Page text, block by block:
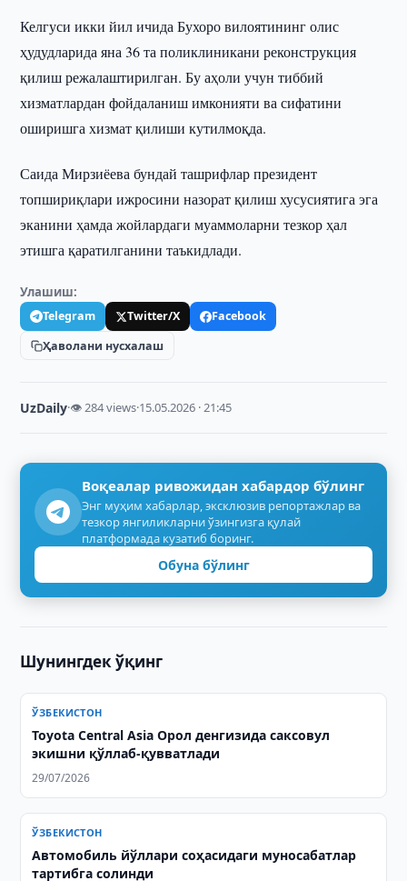
Келгуси икки йил ичида Бухоро вилоятининг олис
ҳудудларида яна 36 та поликлиникани реконструкция
қилиш режалаштирилган. Бу аҳоли учун тиббий
хизматлардан фойдаланиш имконияти ва сифатини
оширишга хизмат қилиши кутилмоқда.
Саида Мирзиёева бундай ташрифлар президент
топшириқлари ижросини назорат қилиш хусусиятига эга
эканини ҳамда жойлардаги муаммоларни тезкор ҳал
этишга қаратилганини таъкидлади.
Улашиш:
Telegram Twitter/X
Facebook
Ҳаволани нусхалаш
UzDaily·👁 284 views·15.05.2026 · 21:45
Воқеалар ривожидан хабардор бўлинг
Энг муҳим хабарлар, эксклюзив репортажлар ва
тезкор янгиликларни ўзингизга қулай
платформада кузатиб боринг.
Обуна бўлинг
Шунингдек ўқинг
ЎЗБЕКИСТОН
Toyota Central Asia Орол денгизида саксовул
экишни қўллаб-қувватлади
29/07/2026
ЎЗБЕКИСТОН
Автомобиль йўллари соҳасидаги муносабатлар
тартибга солинди